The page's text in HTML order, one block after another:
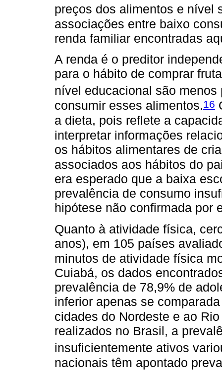
preços dos alimentos e nível
associações entre baixo
renda familiar encontradas
A renda é o preditor
para o hábito de comprar
nível educacional são menos
consumir esses alimentos.16
a dieta, pois reflete a
interpretar informações
os hábitos alimentares de
associados aos hábitos do
era esperado que a baixa
prevalência de consumo
hipótese não confirmada por
Quanto à atividade física,
anos), em 105 países
minutos de atividade física
Cuiabá, os dados
prevalência de 78,9% de
inferior apenas se
cidades do Nordeste e ao
realizados no Brasil, a
insuficientemente ativos
nacionais têm apontado